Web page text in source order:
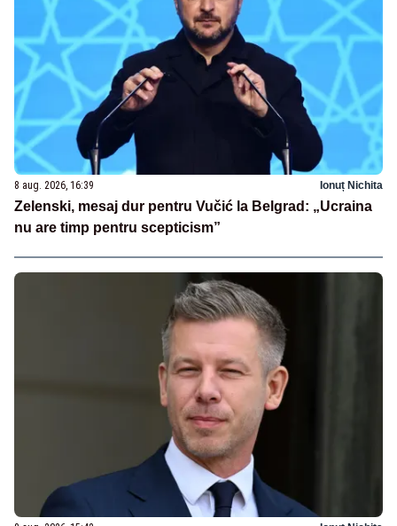
8 aug. 2026, 16:39 Ionuț Nichita
Zelenski, mesaj dur pentru Vučić la Belgrad: „Ucraina
nu are timp pentru scepticism”